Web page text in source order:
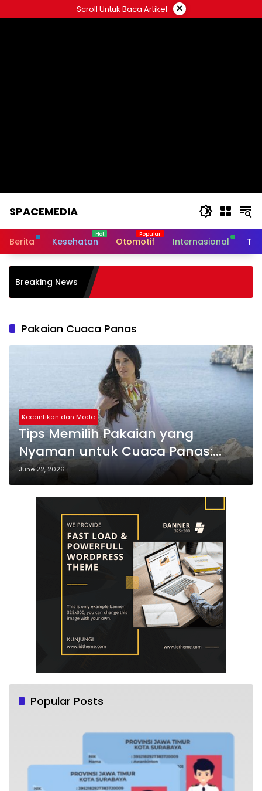
to
Scroll Untuk Baca Artikel ×
SPACEMEDIA
Berita Kesehatan Otomotif Internasional
Breaking News
Pembelajaran Aktif
Sukses
Pakaian Cuaca Panas
Kecantikan dan Mode
Tips Memilih Pakaian yang
Nyaman untuk Cuaca Panas:
Modis
June 22, 2026
Popular Posts